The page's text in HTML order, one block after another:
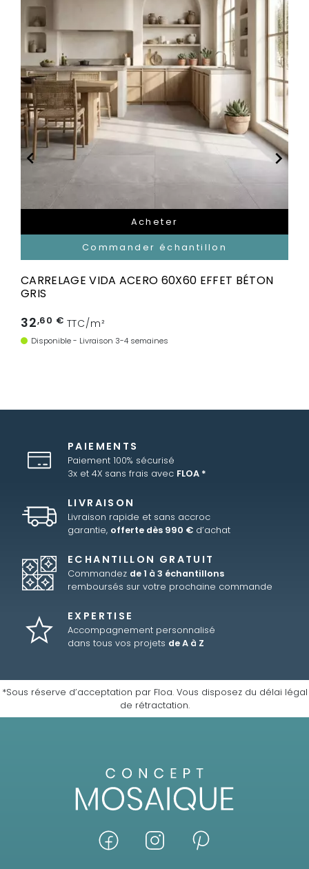

Acheter
Commander échantillon
CARRELAGE VIDA ACERO 60X60 EFFET BÉTON
GRIS
32,60 € TTC/m²
Disponible - Livraison 3-4 semaines

PAIEMENTS
Paiement 100% sécurisé
3x et 4X sans frais avec FLOA *
LIVRAISON
Livraison rapide et sans accroc
garantie, offerte dès 990 € d’achat
ECHANTILLON GRATUIT
Commandez de 1 à 3 échantillons
remboursés sur votre prochaine commande
EXPERTISE
Accompagnement personnalisé
dans tous vos projets de A à Z
*Sous réserve d’acceptation par Floa. Vous disposez du délai légal
de rétractation.